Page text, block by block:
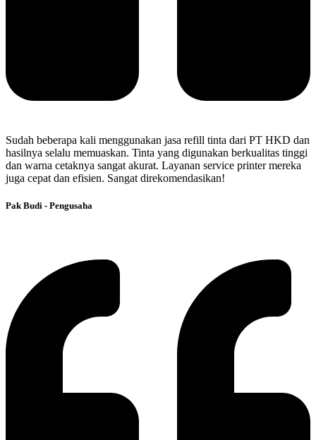
Sudah beberapa kali menggunakan jasa refill tinta dari PT HKD dan
hasilnya selalu memuaskan. Tinta yang digunakan berkualitas tinggi
dan warna cetaknya sangat akurat. Layanan service printer mereka
juga cepat dan efisien. Sangat direkomendasikan!
Pak Budi - Pengusaha